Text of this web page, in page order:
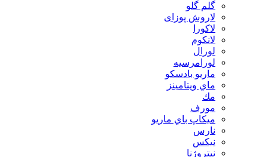
گلم گلو
لاروش پوزای
لاكورا
لانكوم
لورال
لورامرسيه
ماريو بادسكو
ماي ويتامينز
مك
مورف
ميكاپ باي ماريو
نارس
نيكس
نیتروژنا